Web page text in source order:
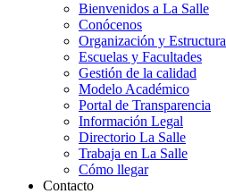
Bienvenidos a La Salle
Conócenos
Organización y Estructura
Escuelas y Facultades
Gestión de la calidad
Modelo Académico
Portal de Transparencia
Información Legal
Directorio La Salle
Trabaja en La Salle
Cómo llegar
Contacto